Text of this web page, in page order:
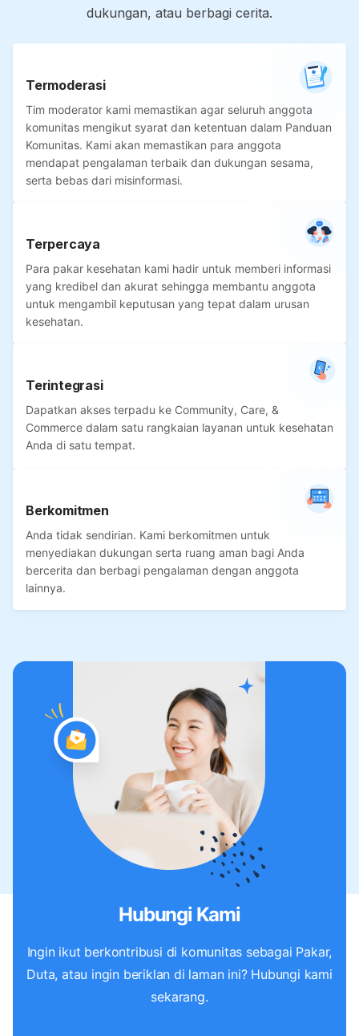
dukungan, atau berbagi cerita.
Termoderasi
Tim moderator kami memastikan agar seluruh anggota
komunitas mengikut syarat dan ketentuan dalam Panduan
Komunitas. Kami akan memastikan para anggota
mendapat pengalaman terbaik dan dukungan sesama,
serta bebas dari misinformasi.
Terpercaya
Para pakar kesehatan kami hadir untuk memberi informasi
yang kredibel dan akurat sehingga membantu anggota
untuk mengambil keputusan yang tepat dalam urusan
kesehatan.
Terintegrasi
Dapatkan akses terpadu ke Community, Care, &
Commerce dalam satu rangkaian layanan untuk kesehatan
Anda di satu tempat.
Berkomitmen
Anda tidak sendirian. Kami berkomitmen untuk
menyediakan dukungan serta ruang aman bagi Anda
bercerita dan berbagi pengalaman dengan anggota
lainnya.
Hubungi Kami
Ingin ikut berkontribusi di komunitas sebagai Pakar,
Duta, atau ingin beriklan di laman ini? Hubungi kami
sekarang.